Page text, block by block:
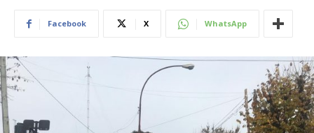
Facebook X WhatsApp